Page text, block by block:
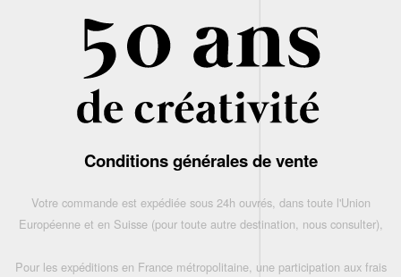
Conditions générales de vente
Votre commande est expédiée sous 24h ouvrés, dans toute l'Union
Européenne et en Suisse (pour toute autre destination, nous consulter),
Pour les expéditions en France métropolitaine, une participation aux frais